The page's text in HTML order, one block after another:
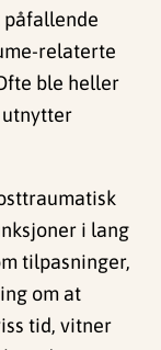
påfallende
relaterte
ble heller
utnytter
i lang
tilpasninger,
om at
tid, vitner